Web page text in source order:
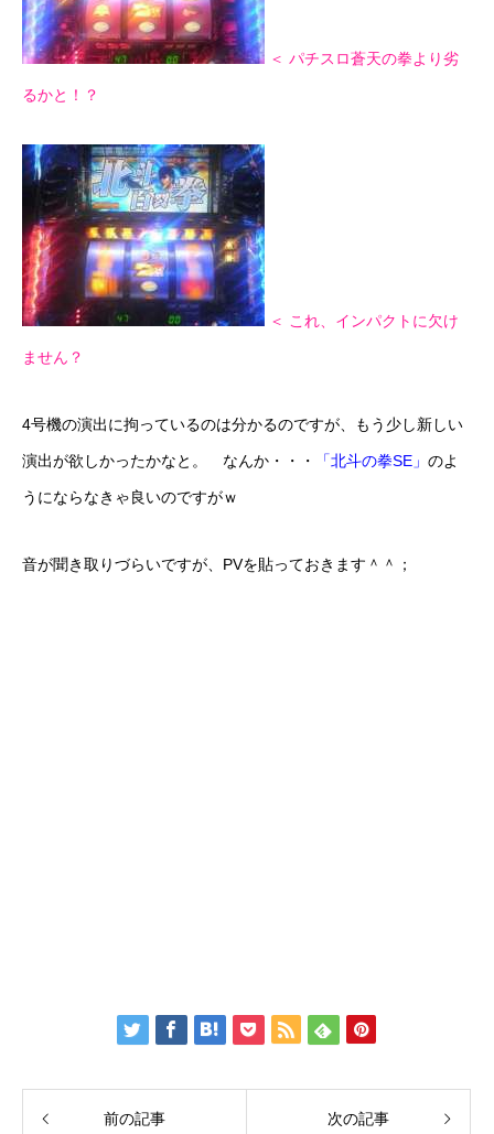
＜ パチスロ蒼天の拳より劣
るかと！？
＜ これ、インパクトに欠け
ません？
4号機の演出に拘っているのは分かるのですが、もう少し新しい
演出が欲しかったかなと。 なんか・・・ 「北斗の拳SE」 のよ
うにならなきゃ良いのですがｗ
音が聞き取りづらいですが、PVを貼っておきます＾＾；
前の記事 次の記事